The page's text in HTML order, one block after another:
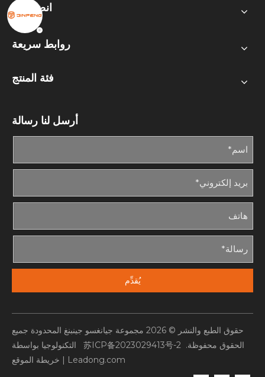
انضم إلينا
روابط سريعة
فئة المنتج
أرسل لنا رسالة
يُقدِّم
حقوق الطبع والنشر © 2026 مجموعة جيانغسو جينبنغ المحدودة جميع
الحقوق محفوظة. 苏ICP备2023029413号-2
التكنولوجيا بواسطة
Leadong.com
| خريطة الموقع